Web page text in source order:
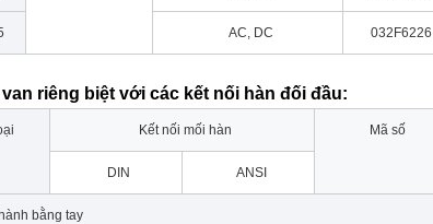
AC, DC 032F6226
riêng biệt với các kết nối hàn đối đầu:
Kết nối mối hàn Mã số
DIN ANSI
bằng tay